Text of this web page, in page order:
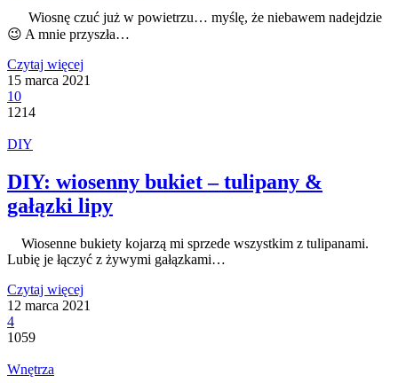
Wiosnę czuć już w powietrzu… myślę, że niebawem nadejdzie
😉 A mnie przyszła…
Czytaj więcej
15 marca 2021
10
1214
DIY
DIY: wiosenny bukiet – tulipany &
gałązki lipy
Wiosenne bukiety kojarzą mi sprzede wszystkim z tulipanami.
Lubię je łączyć z żywymi gałązkami…
Czytaj więcej
12 marca 2021
4
1059
Wnętrza